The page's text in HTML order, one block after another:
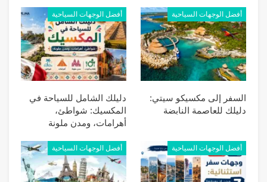
أفضل الوجهات السياحية
السفر إلى مكسيكو سيتي:
دليلك للعاصمة النابضة
أفضل الوجهات السياحية
دليلك الشامل للسياحة في
المكسيك: شواطئ،
أهرامات، ومدن ملونة
أفضل الوجهات السياحية أفضل الوجهات السياحية